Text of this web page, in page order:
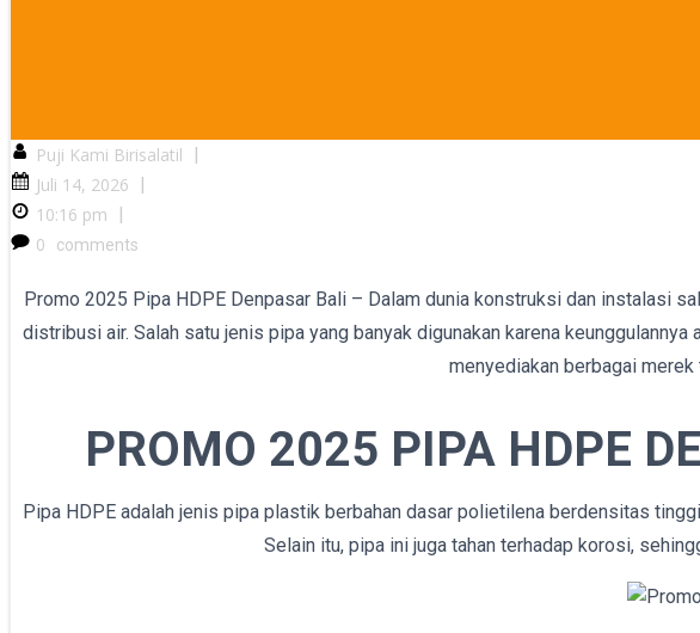
Puji Kami Birisalatil
Juli 14, 2026
10:16 pm
0
comments
Promo 2025 Pipa HDPE Denpasar Bali – Dalam dunia konstruksi dan instalasi
distribusi air. Salah satu jenis pipa yang banyak digunakan karena
menyediakan berbagai merek
PROMO 2025 PIPA HDPE
Pipa HDPE adalah jenis pipa plastik berbahan dasar polietilena berdensitas
Selain itu, pipa ini juga tahan terhadap korosi,